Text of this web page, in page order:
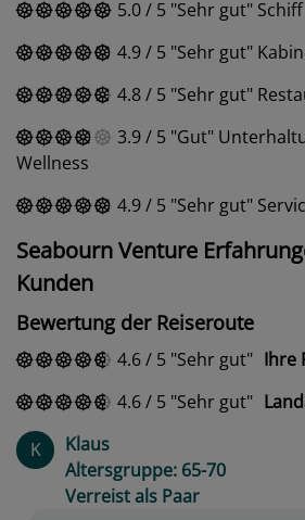
5.0/ 5 Sehr gut Schiff
4.9/ 5 Sehr gut
4.8/ 5 Sehr gut
3.9/ 5 Gut
Wellness
4.9/ 5 Sehr gut
Seabourn Venture
Kunden
Bewertung der Reiseroute
4.6/ 5 Sehr gut
Ihre
4.6/ 5 Sehr gut
K
Klaus
Altersgruppe: 65-70
Verreist als Paar